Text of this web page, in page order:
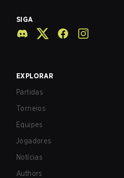
SIGA
EXPLORAR
Partidas
Torneios
Equipes
Jogadores
Notícias
Authors